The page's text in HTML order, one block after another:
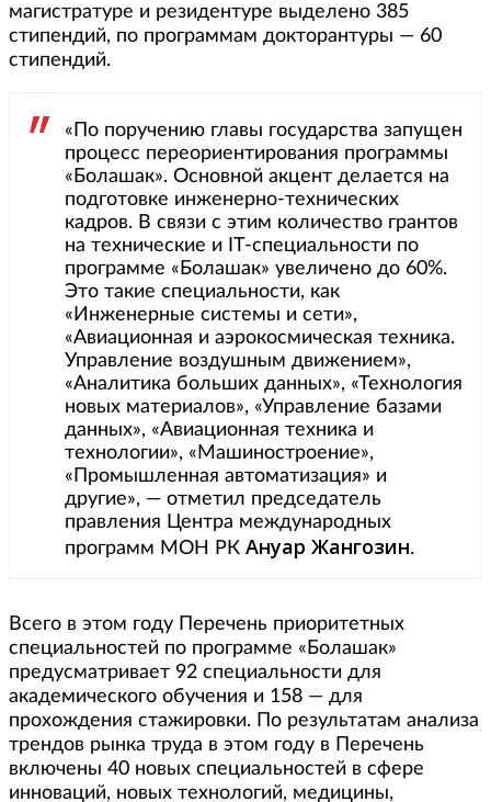
магистратуре и резидентуре выделено 385
стипендий, по программам докторантуры — 60
стипендий.
«По поручению главы государства запущен
процесс переориентирования программы
«Болашак». Основной акцент делается на
подготовке инженерно-технических
кадров. В связи с этим количество грантов
на технические и IT-специальности по
программе «Болашак» увеличено до 60%.
Это такие специальности, как
«Инженерные системы и сети»,
«Авиационная и аэрокосмическая техника.
Управление воздушным движением»,
«Аналитика больших данных», «Технология
новых материалов», «Управление базами
данных», «Авиационная техника и
технологии», «Машиностроение»,
«Промышленная автоматизация» и
другие», — отметил председатель
правления Центра международных
программ МОН РК Ануар Жангозин.
Всего в этом году Перечень приоритетных
специальностей по программе «Болашак»
предусматривает 92 специальности для
академического обучения и 158 — для
прохождения стажировки. По результатам анализа
трендов рынка труда в этом году в Перечень
включены 40 новых специальностей в сфере
инноваций, новых технологий, медицины,